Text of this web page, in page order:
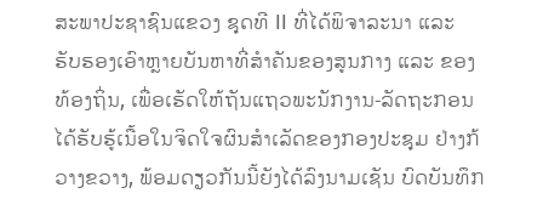
ສະພາປະຊາຊົນແຂວງ ຊຸດທີ II ທີ່ໄດ້ພິຈາລະນາ ແລະ
ຮັບຮອງເອົາຫາຍບັນຫາທີ່ສຳຄັນຂອງສູນກາງ ແລະ ຂອງ
ທ້ອງຖິ່ນ, ເພື່ອເຮັດໃຫ້ຖັນແຖວພະນັກງານ-ລັດຖະກອນ
ໄດ້ຮັບຮູ້ເນື້ອໃນຈິດໃຈຜົນສຳເລັດຂອງກອງປະຊຸມ ຢ່າງກ້
ວາງຂວາງ, ພ້ອມດຽວກັນນີ້ຍັງໄດ້ລົງນາມເຊັນ ບົດບັນທຶກ